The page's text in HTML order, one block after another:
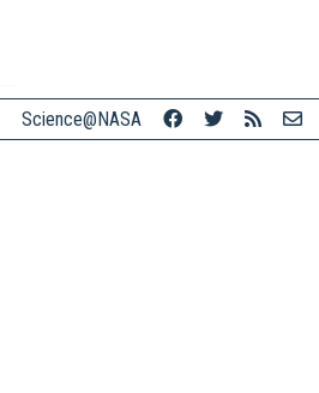
Science@NASA